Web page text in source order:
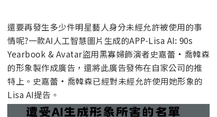
還要再發生多少件明星藝人身分未經允許被使用的事
情呢?一款AI人工智慧圖片生成的APP-Lisa AI: 90s
Yearbook & Avatar盜用黑寡婦飾演者史嘉蕾·喬韓森
的形象製作成廣告，還將此廣告發佈在自家公司的推
特上。史嘉蕾·喬韓森已經對未經允許使用她形象的
Lisa AI提告。